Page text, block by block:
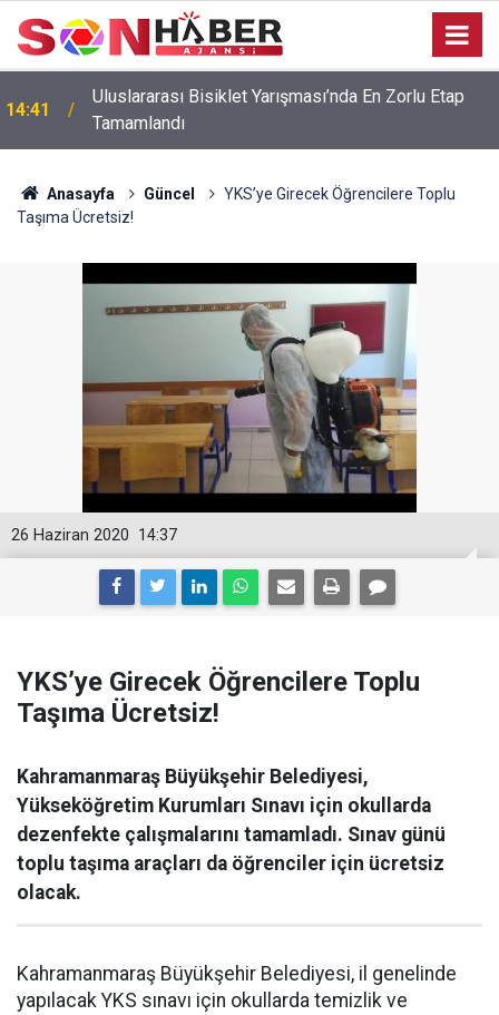
14:41
Uluslararası Bisiklet Yarışması’nda En Zorlu Etap
Tamamlandı
Anasayfa Güncel
YKS’ye Girecek Öğrencilere Toplu
Taşıma Ücretsiz!
14:37
26 Haziran 2020
YKS’ye Girecek Öğrencilere Toplu
Taşıma Ücretsiz!
Kahramanmaraş Büyükşehir Belediyesi,
Yükseköğretim Kurumları Sınavı için okullarda
dezenfekte çalışmalarını tamamladı. Sınav günü
toplu taşıma araçları da öğrenciler için ücretsiz
olacak.
Kahramanmaraş Büyükşehir Belediyesi, il genelinde
yapılacak YKS sınavı için okullarda temizlik ve